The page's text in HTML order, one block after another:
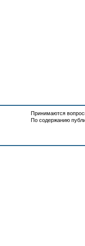
Принимаются
По содержанию